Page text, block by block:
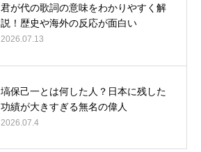
君が代の歌詞の意味をわかりやすく解
説！歴史や海外の反応が面白い
2026.07.13
塙保己一とは何した人？日本に残した
功績が大きすぎる無名の偉人
2026.07.4